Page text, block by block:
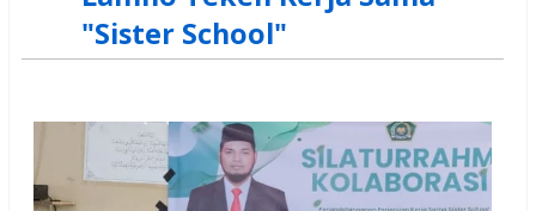
"Sister School"